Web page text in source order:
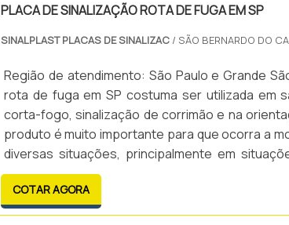
PLACA DE SINALIZAÇÃO ROTA DE FUGA EM SP
SINALPLAST PLACAS DE SINALIZAC / SÃO BERNARDO DO
Região de atendimento: São Paulo e Grande
rota de fuga em SP costuma ser utilizada em
corta-fogo, sinalização de corrimão e na
produto é muito importante para que ocorra a
diversas situações, principalmente em
evacuação deve ser ágil.VANTAGENS
PRODUTO M...
COTAR AGORA